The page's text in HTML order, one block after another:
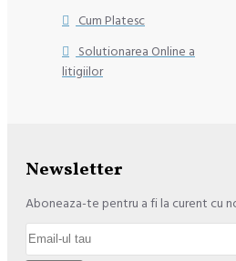
Cum Platesc
Solutionarea Online a
litigiilor
Newsletter
Aboneaza-te pentru a fi la curent cu